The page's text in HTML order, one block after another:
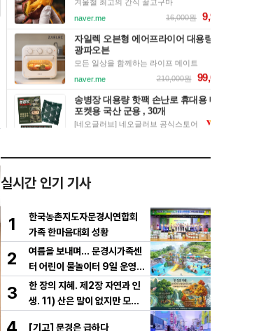
실시간 인기 기사
1
한국농촌지도자문경시연합회
가족 한마음대회 성황
2
여름을 보내며… 문경시가족센
터 어린이 물놀이터 9일 운영
마무리
3
한 장의 지혜. 제2장 자연과 인
생. 11) 산은 말이 없지만 모든
[기고] 문경은 급하다